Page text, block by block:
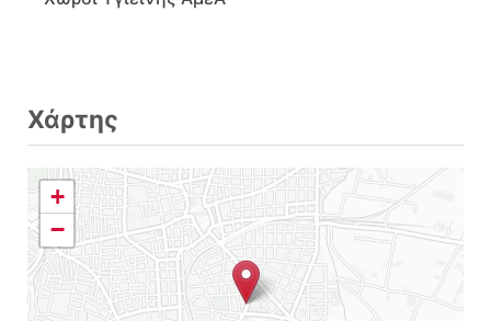
Χάρτης
+
−